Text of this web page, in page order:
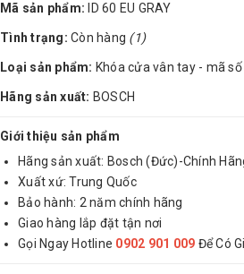
Mã sản phẩm: ID 60 EU GRAY
Tình trạng: Còn hàng (1)
Loại sản phẩm: Khóa cửa vân tay - mã số
Hãng sản xuất: BOSCH
Giới thiệu sản phẩm
Hãng sản xuất: Bosch (Đức)-Chính
Xuất xứ: Trung Quốc
Bảo hành: 2 năm chính hãng
Giao hàng lắp đặt tận nơi
Gọi Ngay Hotline 0902 901 009 Để Có